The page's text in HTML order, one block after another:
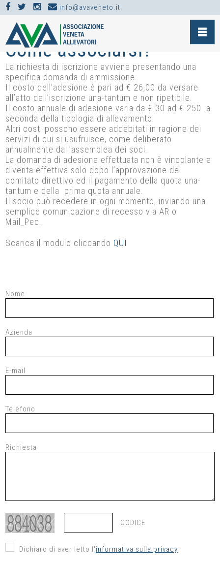
info@avaveneto.it
ASSOCIARSI >COME ASSOCIARSI?
Come associarsi?
La richiesta di iscrizione avviene presentando una
specifica domanda di ammissione.
Il costo dell’adesione è pari ad € 26,00 da versare
all’atto dell’iscrizione una-tantum e non ripetibile.
Il costo annuale di adesione varia da € 30 ad € 250 a
seconda della tipologia di allevamento.
Altri costi possono essere addebitati in ragione dei
servizi di cui si usufruisce, come deliberato
annualmente dall’assemblea dei soci.
La domanda di adesione effettuata non è vincolante e
diventa effettiva solo dopo l’approvazione del
comitato direttivo ed il pagamento della quota una-
tantum e della prima quota annuale.
Il socio può recedere in ogni momento, inviando una
semplice comunicazione di recesso via AR o
Mail_Pec.
Scarica il modulo cliccando QUI
Nome
Azienda
E-mail
Telefono
Richiesta
CODICE
Dichiaro di aver letto l'informativa sulla privacy